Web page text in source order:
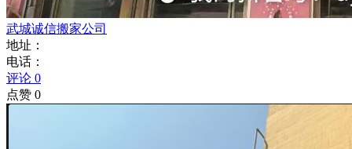
武城诚信搬家公司
地址：
电话：
评论 0
点赞 0